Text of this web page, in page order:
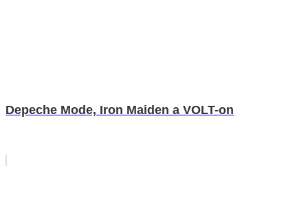
Depeche Mode, Iron Maiden a VOLT-on